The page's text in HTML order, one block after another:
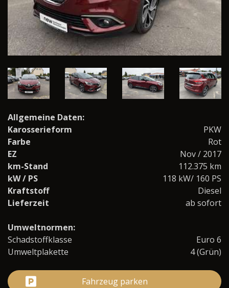
Allgemeine Daten:
Karosserieform
PKW
Farbe
Rot
EZ
Nov / 2017
km-Stand
112.375 km
kW / PS
118 kW/ 160 PS
Kraftstoff
Diesel
Lieferzeit
ab sofort
Umweltnormen:
Schadstoffklasse
Euro 6
Umweltplakette
4 (Grün)
Fahrzeug parken